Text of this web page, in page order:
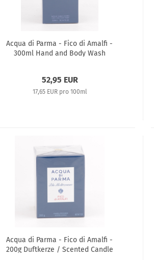
Acqua di Parma - Fico di Amalfi -
300ml Hand and Body Wash
52,95 EUR
17,65 EUR pro 100ml
Acqua di Parma - Fico di Amalfi -
200g Duftkerze / Scented Candle